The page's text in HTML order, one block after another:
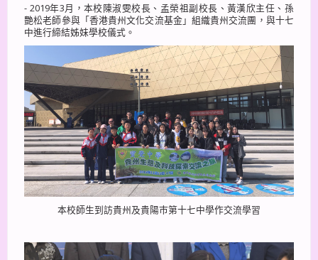
- 2019年3月，本校陳淑雯校長、孟榮祖副校長、黃漢欣主任、孫
艷松老師參與「香港貴州文化交流基金」組織貴州交流團，與十七
中進行締結姊妹學校儀式。
本校師生到訪貴州及貴陽巿第十七中學作交流學習